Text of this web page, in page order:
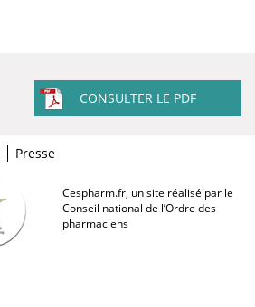
CONSULTER LE PDF
Presse
Cespharm.fr, un site réalisé par le
Conseil national de l’Ordre des
pharmaciens